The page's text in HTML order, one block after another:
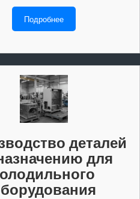
Подробнее
деталей
для